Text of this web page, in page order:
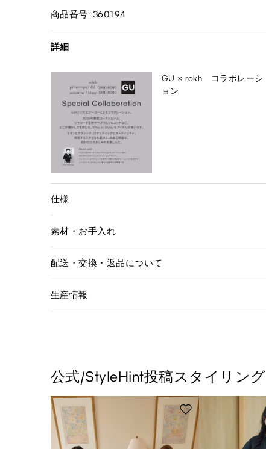
商品番号: 360194
詳細
GU × rokh コラボレーシ
ョン
仕様
素材・お手入れ
配送・交換・返品について
生産情報
公式/StyleHint投稿スタイリング